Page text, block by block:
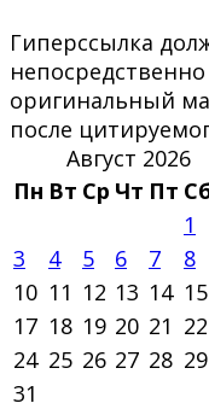
Гиперссылка
оригинальный
после
Август 2026
Пн Вт Ср Чт Пт
1
3
4 5 6 7 8
10 11 12 13 14 15
17 18 19 20 21 22
24 25 26 27 28 29
31